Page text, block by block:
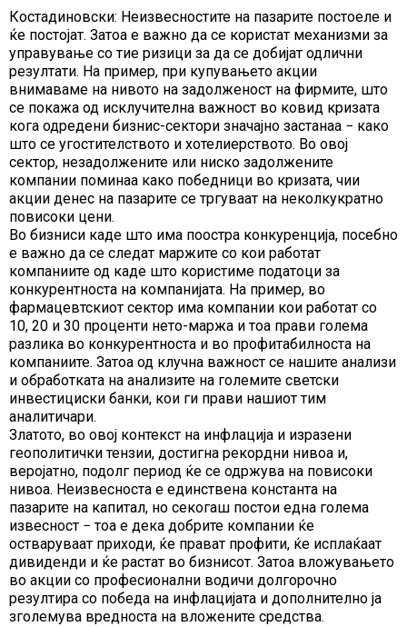
Костадиновски: Неизвесностите на пазарите постоеле и
ќе постојат. Затоа е важно да се користат механизми за
управување со тие ризици за да се добијат одлични
резултати. На пример, при купувањето акции
внимаваме на нивото на задолженост на фирмите, што
се покажа од исклучителна важност во ковид кризата
кога одредени бизнис-сектори значајно застанаа − како
што се угостителството и хотелиерството. Во овој
сектор, незадолжените или ниско задолжените
компании поминаа како победници во кризата, чии
акции денес на пазарите се тргуваат на неколкукратно
повисоки цени.
Во бизниси каде што има поостра конкуренција, посебно
е важно да се следат маржите со кои работат
компаниите од каде што користиме податоци за
конкурентноста на компанијата. На пример, во
фармацевтскиот сектор има компании кои работат со
10, 20 и 30 проценти нето-маржа и тоа прави голема
разлика во конкурентноста и во профитабилноста на
компаниите. Затоа од клучна важност се нашите анализи
и обработката на анализите на големите светски
инвестициски банки, кои ги прави нашиот тим
аналитичари.
Златото, во овој контекст на инфлација и изразени
геополитички тензии, достигна рекордни нивоа и,
веројатно, подолг период ќе се одржува на повисоки
нивоа. Неизвесноста е единствена константа на
пазарите на капитал, но секогаш постои една голема
извесност − тоа е дека добрите компании ќе
остваруваат приходи, ќе прават профити, ќе исплаќаат
дивиденди и ќе растат во бизнисот. Затоа вложувањето
во акции со професионални водичи долгорочно
резултира со победа на инфлацијата и дополнително ја
зголемува вредноста на вложените средства.